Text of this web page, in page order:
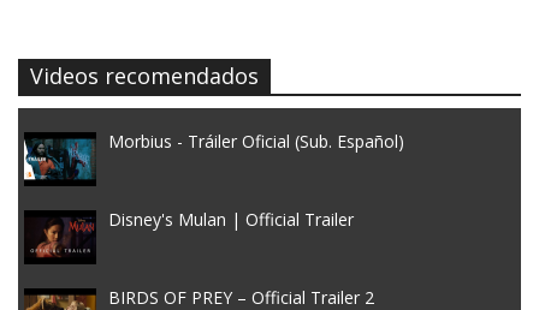
Videos recomendados
Morbius - Tráiler Oficial (Sub. Español)
Disney's Mulan | Official Trailer
BIRDS OF PREY – Official Trailer 2